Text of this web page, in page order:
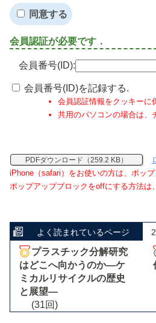
同意する
会員認証が必要です．
会員番号(ID):
会員番号(ID)を記録する.
会員認証情報をクッキーに
共用のパソコンの場合は、
PDFダウンロード（259.2 KB）
iPhone（safari）をお使いの方は、ポッ
ポップアップブロックをoffにする方法は、
よく読まれているページ
プラスチック分解研究
はどこへ向かうのか―ケ
ミカルリサイクルの歴史
と展望―
(31回)